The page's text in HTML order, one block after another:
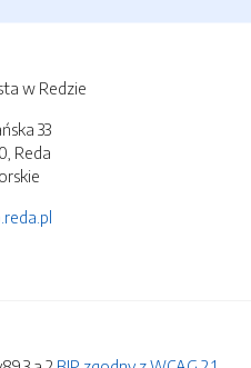
w Redzie
33
Reda